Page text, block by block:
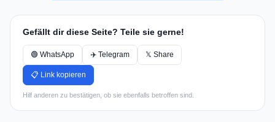
Gefällt dir diese Seite? Teile sie gerne!
🟢 WhatsApp ✈️ Telegram 𝕏 Share
📋 Link kopieren
Hilf anderen zu bestätigen, ob sie ebenfalls betroffen sind.